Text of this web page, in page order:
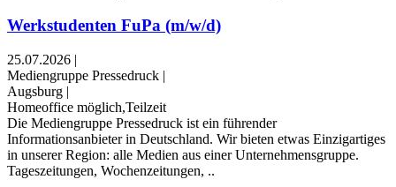
Werkstudenten FuPa (m/w/d)
25.07.2026 |
Mediengruppe Pressedruck |
Augsburg |
Homeoffice möglich,Teilzeit
Die Mediengruppe Pressedruck ist ein führender
Informationsanbieter in Deutschland. Wir bieten etwas Einzigartiges
in unserer Region: alle Medien aus einer Unternehmensgruppe.
Tageszeitungen, Wochenzeitungen, ..